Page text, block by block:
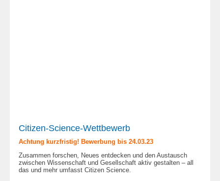
Citizen-Science-Wettbewerb
Achtung kurzfristig! Bewerbung bis 24.03.23
Zusammen forschen, Neues entdecken und den Austausch
zwischen Wissenschaft und Gesellschaft aktiv gestalten – all
das und mehr umfasst Citizen Science.